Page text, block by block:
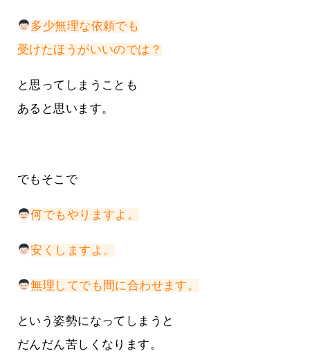
多少無理な依頼でも
受けたほうがいいのでは？
と思ってしまうことも
あると思います。
でもそこで
何でもやりますよ。
安くしますよ。
無理してでも間に合わせます。
という姿勢になってしまうと
だんだん苦しくなります。